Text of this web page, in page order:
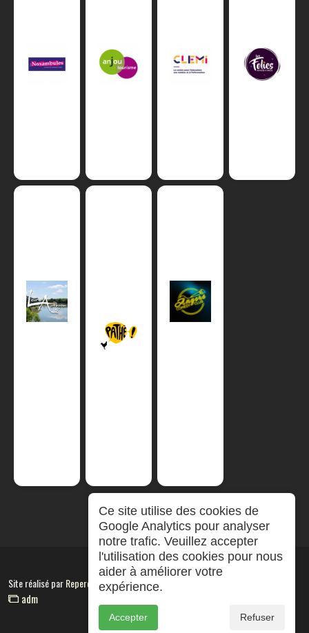
Site réalisé parRepereCom
adm
Ce site utilise des cookies de
Google Analytics pour analyser
notre trafic. Veuillez accepter
l'utilisation des cookies pour nous
aider à améliorer votre
expérience.
Accepter Refuser